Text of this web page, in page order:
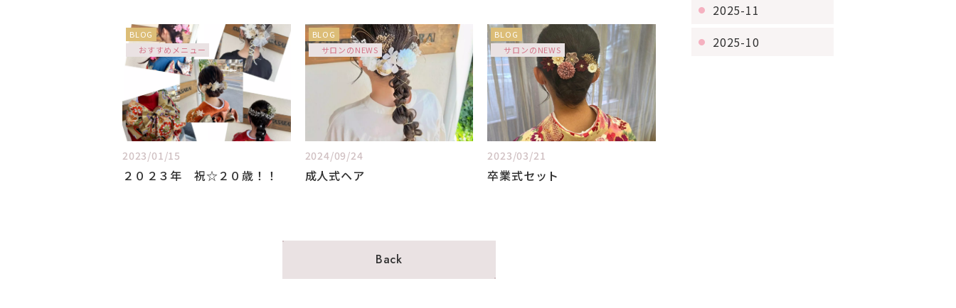
BLOG
おすすめメニュー
2023/01/15
２０２３年 祝☆２０歳！！
BLOG
サロンのNEWS
2024/09/24
成人式ヘア
BLOG
サロンのNEWS
2023/03/21
卒業式セット
Back
2025-11
2025-10